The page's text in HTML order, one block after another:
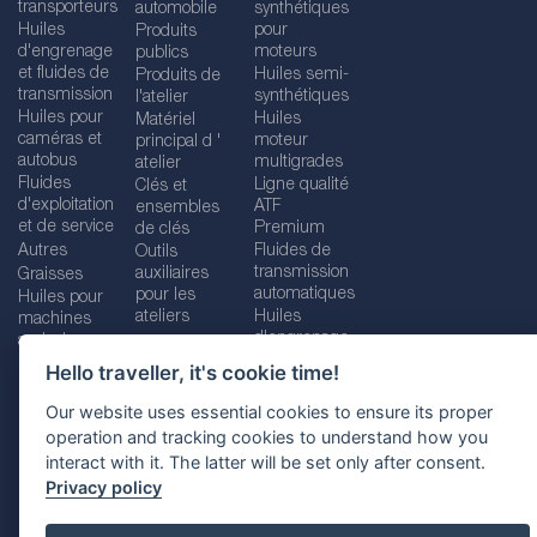
Hello traveller, it's cookie time!
Our website uses essential cookies to ensure its proper
operation and tracking cookies to understand how you
interact with it. The latter will be set only after consent.
Privacy policy
transporteurs
Huiles
d'engrenage
et fluides de
transmission
Huiles pour
caméras et
autobus
Fluides
d'exploitation
et de service
Autres
Graisses
Huiles pour
machines
agricoles
automobile
Produits
publics
Produits de
l'atelier
Matériel
principal d '
atelier
Clés et
ensembles
de clés
Outils
auxiliaires
pour les
ateliers
synthétiques
pour
moteurs
Huiles semi-
synthétiques
Huiles
moteur
multigrades
Ligne qualité
ATF
Premium
Fluides de
transmission
automatiques
Huiles
d'engrenage
Imprint Legal disclaimer Privacy policy
Cookies policy